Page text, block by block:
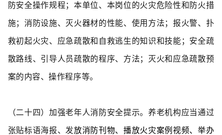
防安全操作规程；本单位、本岗位的火灾危险性和防火措
施；消防设施、灭火器材的性能、使用方法；报火警、扑
救初起火灾、应急疏散和自救逃生的知识和技能；安全疏
散路线、引导人员疏散的程序、方法；灭火和应急疏散预
案的内容、操作程序等。
（二十四）加强老年人消防安全提示。养老机构应当通过
张贴标语海报、发放消防刊物、播放火灾案例视频、举办